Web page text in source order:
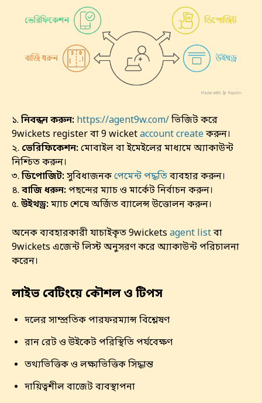
১. নিবন্ধন করুন: https://agent9w.com/ভিজিট করে
9wickets register বা 9 wicketaccount createকরুন।
২. ভেরিফিকেশন:মোবাইল বা ইমেইলের মাধ্যমে অ্যাকাউন্ট
নিশ্চিত করুন।
৩. ডিপোজিট:সুবিধাজনকপেমেন্ট পদ্ধতিব্যবহার করুন।
৪. বাজি ধরুন:পছন্দের ম্যাচ ও মার্কেট নির্বাচন করুন।
৫. উইথড্র:ম্যাচ শেষে অর্জিত ব্যালেন্স উত্তোলন করুন।
অনেক ব্যবহারকারী যাচাইকৃত 9wickets agent listবা
9wickets এজেন্ট লিস্ট অনুসরণ করে অ্যাকাউন্ট পরিচালনা
করেন।
লাইভ বেটিংয়ে কৌশল ও টিপস
দলের সাম্প্রতিক পারফরম্যান্স বিশ্লেষণ
রান রেট ও উইকেট পরিস্থিতি পর্যবেক্ষণ
তথ্যভিত্তিক ও লক্ষ্যভিত্তিক সিদ্ধান্ত
দায়িত্বশীল বাজেট ব্যবস্থাপনা